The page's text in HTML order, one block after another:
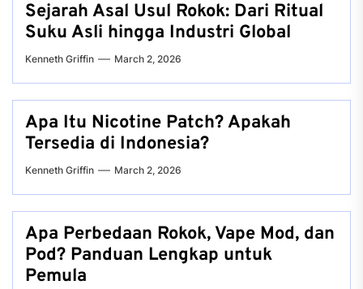
Sejarah Asal Usul Rokok: Dari Ritual
Suku Asli hingga Industri Global
Kenneth Griffin March 2, 2026
Apa Itu Nicotine Patch? Apakah
Tersedia di Indonesia?
Kenneth Griffin March 2, 2026
Apa Perbedaan Rokok, Vape Mod, dan
Pod? Panduan Lengkap untuk
Pemula